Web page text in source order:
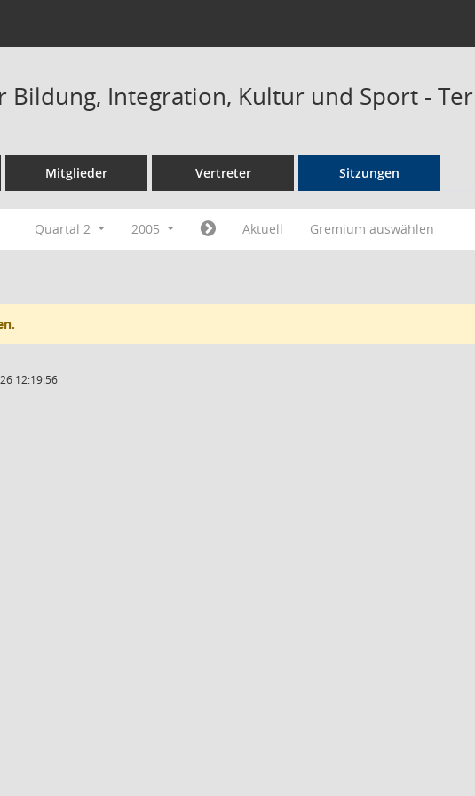
Bildung, Integration, Kultur und Sport -
Mitglieder Vertreter Sitzungen
Quartal 2 2005 Aktuell Gremium auswählen
12:19:56